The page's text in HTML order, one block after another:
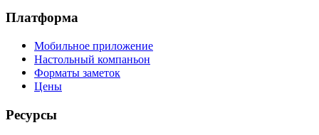
Платформа
Мобильное приложение
Настольный компаньон
Форматы заметок
Цены
Ресурсы